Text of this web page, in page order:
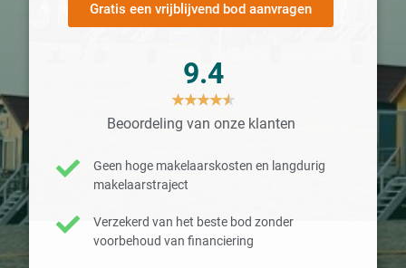
Gratis een vrijblijvend bod aanvragen
9.4
★★★★★
Beoordeling van onze klanten
Geen hoge makelaarskosten en langdurig
makelaarstraject
Verzekerd van het beste bod zonder
voorbehoud van financiering